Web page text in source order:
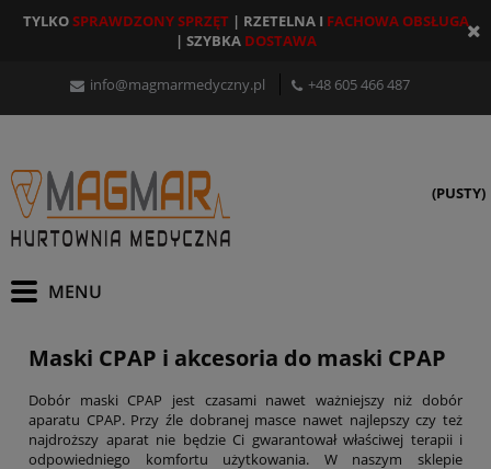
TYLKOSPRAWDZONY SPRZĘT| RZETELNA I FACHOWA OBSŁUGA
| SZYBKA DOSTAWA
info@magmarmedyczny.pl +48 605 466 487
(PUSTY)
Maski CPAP i akcesoria do maski CPAP
Dobór maski CPAP jest czasami nawet ważniejszy niż dobór
aparatu CPAP. Przy źle dobranej masce nawet najlepszy czy też
najdroższy aparat nie będzie Ci gwarantował właściwej terapii i
odpowiedniego komfortu użytkowania. W naszym sklepie